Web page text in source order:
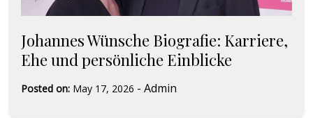
Johannes Wünsche Biografie: Karriere,
Ehe und persönliche Einblicke
Posted on: May 17, 2026 - Admin